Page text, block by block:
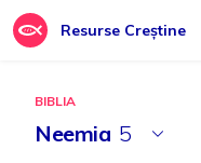
Resurse Creștine
BIBLIA
Neemia 5